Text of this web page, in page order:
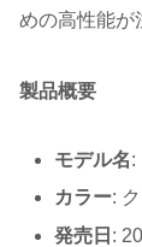
めの高性能が
製品概要
モデル名:
カラー:
発売日 :